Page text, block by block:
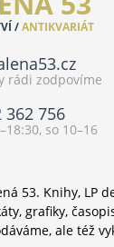
/ANTIKVARIÁT
rádi zodpovíme
362 756
so 10–16
53. Knihy, LP
grafiky,
ale též